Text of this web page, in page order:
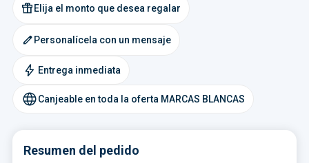
featured_seasonal_and_gifts Elija el monto que desea regalar
edit Personalícela con un mensaje
Entrega inmediata
Canjeable en toda la oferta MARCAS BLANCAS
DE TARJETA DE REGALO
Resumen del pedido